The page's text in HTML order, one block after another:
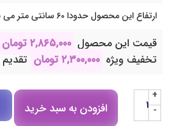
ارتفاع این محصول حدودا 60 سانتی متر می باشد
قیمت این محصول ۲,۸۶۵,۰۰۰تومان
تخفیف ویژه ۲,۳۰۰,۰۰۰تومان
+
-
افزودن به سبد خرید